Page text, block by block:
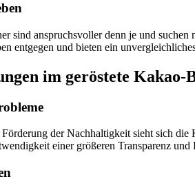
sind anspruchsvoller denn je und
entgegen und bieten ein
im geröstete Kakao-
der Nachhaltigkeit sieht sich
einer größeren Transparenz